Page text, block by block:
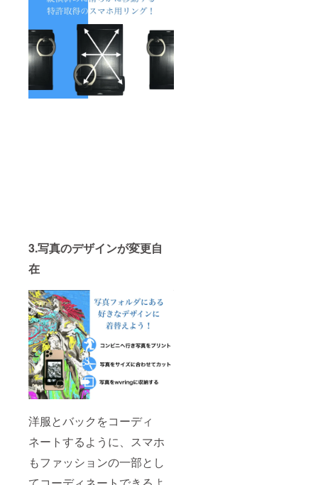
3.写真のデザインが変更自
在
洋服とバックをコーディ
ネートするように、スマホ
もファッションの一部とし